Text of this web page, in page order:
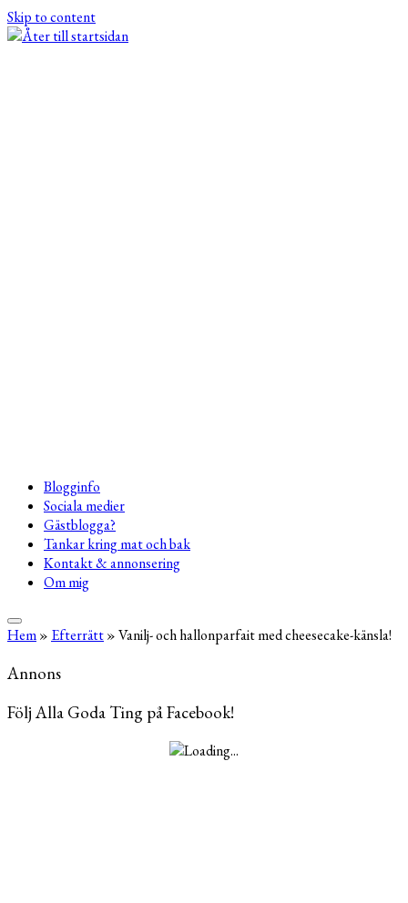
Skip to content
Blogginfo
Sociala medier
Gästblogga?
Tankar kring mat och bak
Kontakt & annonsering
Om mig
Hem» Efterrätt»Vanilj- och hallonparfait med cheesecake-känsla!
Annons
Följ Alla Goda Ting på Facebook!